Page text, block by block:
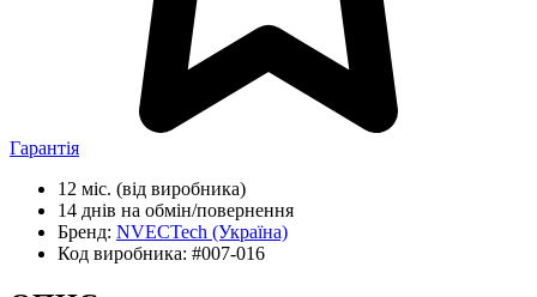
Гарантія
12 міс. (від виробника)
14 днів на обмін/повернення
Бренд: NVECTech (Україна)
Код виробника: #007-016